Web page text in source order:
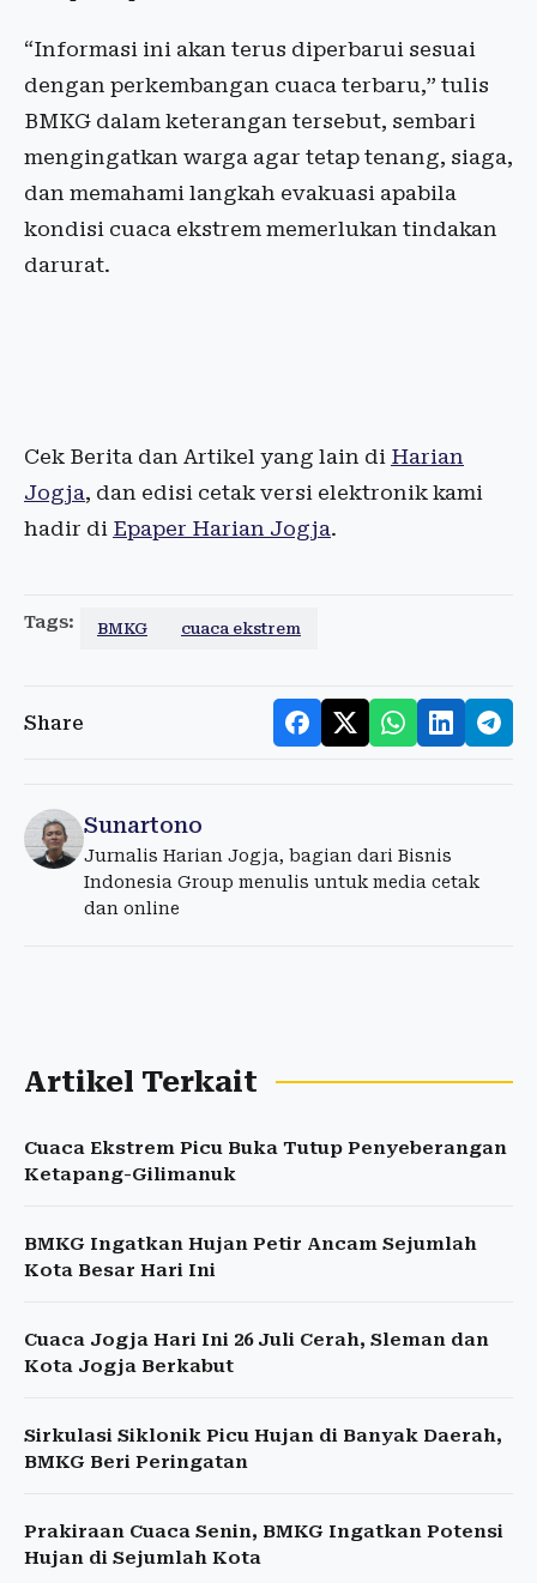
“Informasi ini akan terus diperbarui sesuai
dengan perkembangan cuaca terbaru,” tulis
BMKG dalam keterangan tersebut, sembari
mengingatkan warga agar tetap tenang, siaga,
dan memahami langkah evakuasi apabila
kondisi cuaca ekstrem memerlukan tindakan
darurat.
Cek Berita dan Artikel yang lain di Harian
Jogja, dan edisi cetak versi elektronik kami
hadir di Epaper Harian Jogja.
Tags: BMKG cuaca ekstrem
Share
Sunartono
Jurnalis Harian Jogja, bagian dari Bisnis
Indonesia Group menulis untuk media cetak
dan online
Artikel Terkait
Cuaca Ekstrem Picu Buka Tutup Penyeberangan
Ketapang-Gilimanuk
BMKG Ingatkan Hujan Petir Ancam Sejumlah
Kota Besar Hari Ini
Cuaca Jogja Hari Ini 26 Juli Cerah, Sleman dan
Kota Jogja Berkabut
Sirkulasi Siklonik Picu Hujan di Banyak Daerah,
BMKG Beri Peringatan
Prakiraan Cuaca Senin, BMKG Ingatkan Potensi
Hujan di Sejumlah Kota